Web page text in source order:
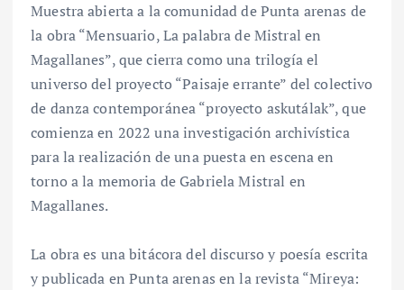
Muestra abierta a la comunidad de Punta arenas de
la obra “Mensuario, La palabra de Mistral en
Magallanes”, que cierra como una trilogía el
universo del proyecto “Paisaje errante” del colectivo
de danza contemporánea “proyecto askutálak”, que
comienza en 2022 una investigación archivística
para la realización de una puesta en escena en
torno a la memoria de Gabriela Mistral en
Magallanes.
La obra es una bitácora del discurso y poesía escrita
y publicada en Punta arenas en la revista “Mireya: